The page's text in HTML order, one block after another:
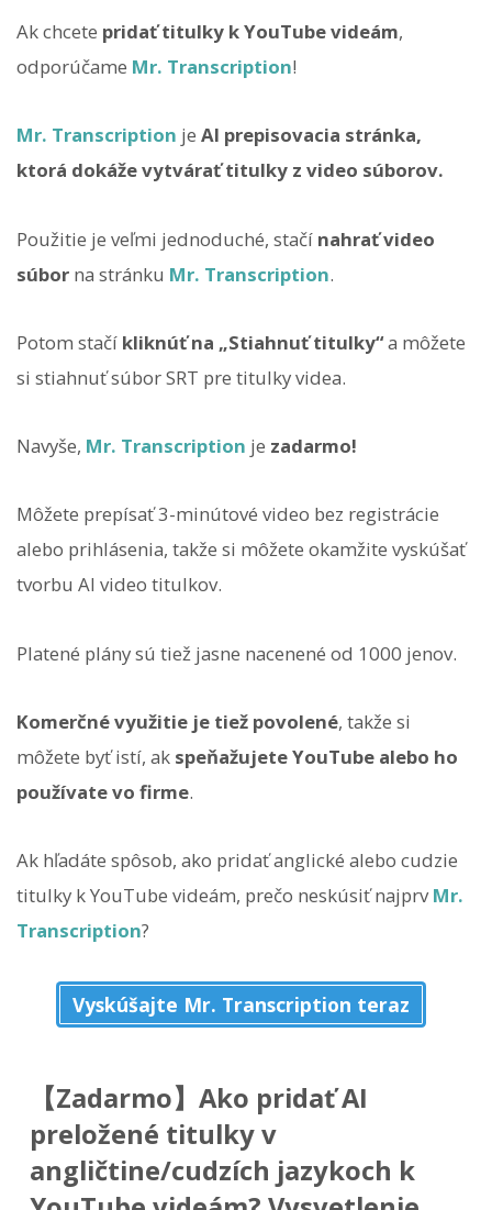
Ak chcete pridať titulky k YouTube videám,
odporúčame Mr. Transcription!
Mr. Transcription je AI prepisovacia stránka,
ktorá dokáže vytvárať titulky z video súborov.
Použitie je veľmi jednoduché, stačí nahrať video
súbor na stránku Mr. Transcription.
Potom stačí kliknúť na „Stiahnuť titulky“a môžete
si stiahnuť súbor SRT pre titulky videa.
Navyše, Mr. Transcription je zadarmo!
Môžete prepísať 3-minútové video bez registrácie
alebo prihlásenia, takže si môžete okamžite vyskúšať
tvorbu AI video titulkov.
Platené plány sú tiež jasne nacenené od 1000 jenov.
Komerčné využitie je tiež povolené, takže si
môžete byť istí, ak speňažujete YouTube alebo ho
používate vo firme.
Ak hľadáte spôsob, ako pridať anglické alebo cudzie
titulky k YouTube videám, prečo neskúsiť najprvMr.
Transcription?
Vyskúšajte Mr. Transcription teraz
【Zadarmo】Ako pridať AI
preložené titulky v
angličtine/cudzích jazykoch k